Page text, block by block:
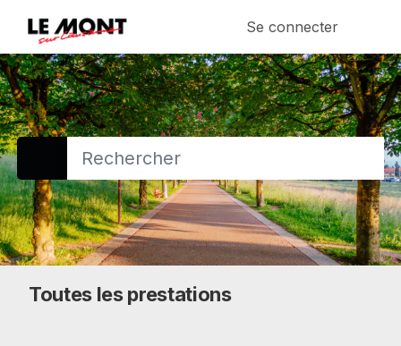
Se connecter
Toutes les prestations